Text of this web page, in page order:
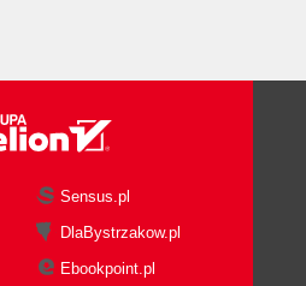
Sensus.pl
DlaBystrzakow.pl
Ebookpoint.pl